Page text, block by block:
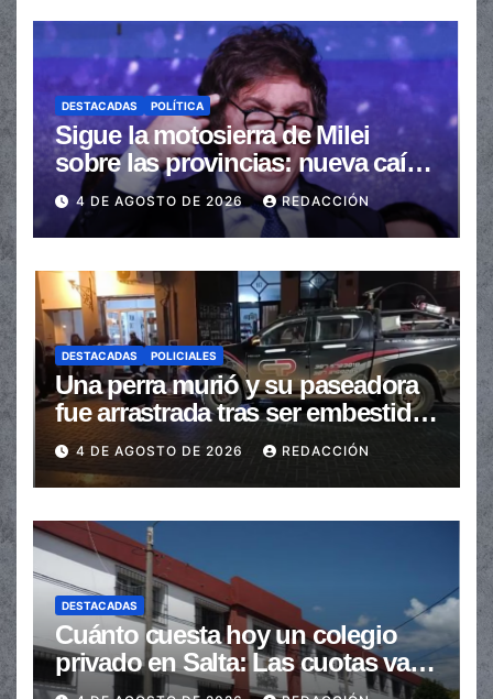
DESTACADAS POLÍTICA
Sigue la motosierra de Milei
sobre las provincias: nueva caída
de las transferencias no
automáticas
4 DE AGOSTO DE 2026 REDACCIÓN
DESTACADAS POLICIALES
Una perra murió y su paseadora
fue arrastrada tras ser embestidas
en la senda peatonal
4 DE AGOSTO DE 2026 REDACCIÓN
DESTACADAS
Cuánto cuesta hoy un colegio
privado en Salta: Las cuotas van
de $110.000 a más de $600.000